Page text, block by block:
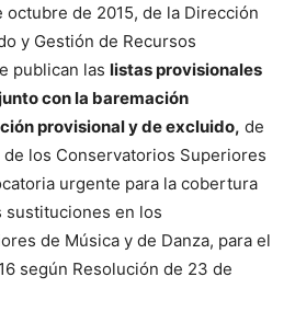
octubre de 2015, de la Dirección
y Gestión de Recursos
publican las listas provisionales
con la baremación
provisional y de excluido, de
los Conservatorios Superiores
urgente para la cobertura
sustituciones en los
de Música y de Danza, para el
según Resolución de 23 de